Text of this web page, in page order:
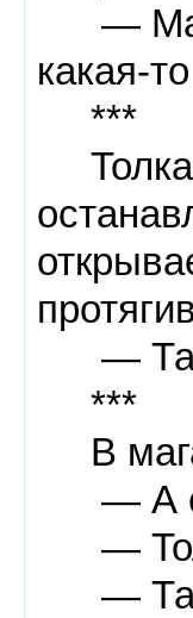
—
какая-
***
—
***
В
— А
—
— Так